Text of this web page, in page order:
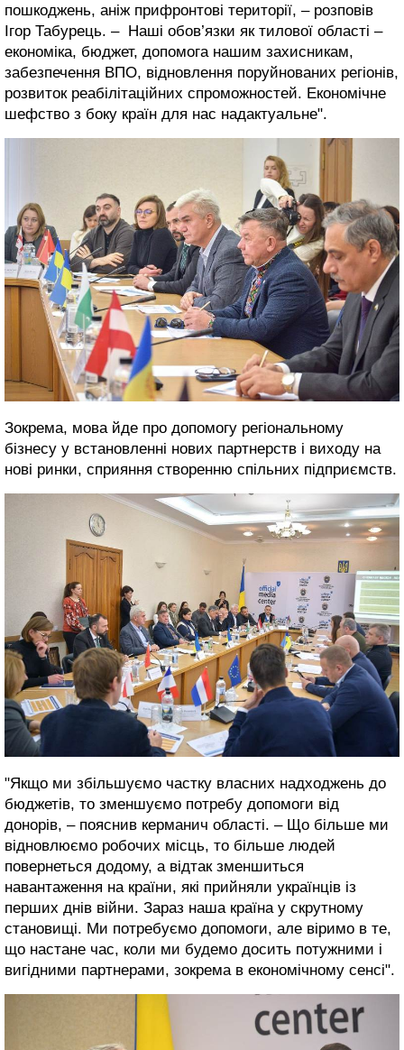
пошкоджень, аніж прифронтові території, – розповів
Ігор Табурець. – Наші обов’язки як тилової області –
економіка, бюджет, допомога нашим захисникам,
забезпечення ВПО, відновлення поруйнованих регіонів,
розвиток реабілітаційних спроможностей. Економічне
шефство з боку країн для нас надактуальне".
Зокрема, мова йде про допомогу регіональному
бізнесу у встановленні нових партнерств і виходу на
нові ринки, сприяння створенню спільних підприємств.
"Якщо ми збільшуємо частку власних надходжень до
бюджетів, то зменшуємо потребу допомоги від
донорів, – пояснив керманич області. – Що більше ми
відновлюємо робочих місць, то більше людей
повернеться додому, а відтак зменшиться
навантаження на країни, які прийняли українців із
перших днів війни. Зараз наша країна у скрутному
становищі. Ми потребуємо допомоги, але віримо в те,
що настане час, коли ми будемо досить потужними і
вигідними партнерами, зокрема в економічному сенсі".